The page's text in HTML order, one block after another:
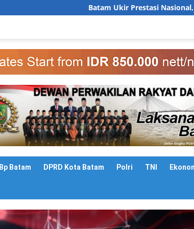
Batam Ukir Prestasi Nasional, Sekda Firmansyah
Bp Batam DPRD Kota Batam Polri TNI